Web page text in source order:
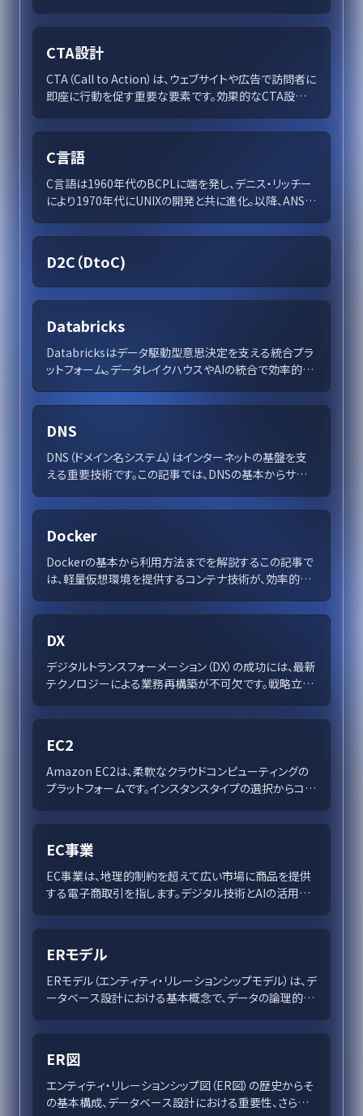
優れた体験をもたらします。
CTA設計
CTA（Call to Action）は、ウェブサイトや広告で訪問者に
即座に行動を促す重要な要素です。効果的なCTA設計と
げましょう。この記事では、基本的な設計のポイントや最
ールとして最大限に活用する方法を紹介します。データ
を基にしたテストと最適化で成果を追求し、競争優位を
築きましょう。
C言語
C言語は1960年代のBCPLに端を発し、デニス・リッチー
により1970年代にUNIXの開発と共に進化。以降、ANSI
らゲーム開発まで多岐にわたる分野で活躍を続ける。今
なお学ぶ価値あるその特性を徹底解説。
D2C（DtoC)
Databricks
Databricksはデータ駆動型意思決定を支える統合プラ
ットフォーム。データレイクハウスやAIの統合で効率的な
の市場競争力強化を促進します。
DNS
DNS（ドメイン名システム）はインターネットの基盤を支
える重要技術です。この記事では、DNSの基本からサー
定のベストプラクティスまでの詳細を紹介し、ネットワー
Docker
Dockerの基本から利用方法までを解説するこの記事で
は、軽量仮想環境を提供するコンテナ技術が、効率的か
での成功事例を探ります。Dockerの利点や未来展望を
をします。
DX
デジタルトランスフォーメーション（DX）の成功には、最新
テクノロジーによる業務再構築が不可欠です。戦略立
築が重要。その一環として、AIやデータ活用が企業の競
変化する市場での競争優位を目指しましょう。
EC2
Amazon EC2は、柔軟なクラウドコンピューティングの
プラットフォームです。インスタンスタイプの選択からコス
ビリティと効率を解説します。EC2での最適なリソース活
用法を知るために、詳細なガイドをご覧ください。
EC事業
EC事業は、地理的制約を超えて広い市場に商品を提供
する電子商取引を指します。デジタル技術とAIの活用が、
し、持続可能なビジネスの構築に貢献しています。
ERモデル
ERモデル（エンティティ・リレーションシップモデル）は、デ
ータベース設計における基本概念で、データの論理的構
1976年にピーター・チェンが提案し、現在も様々な分野
ット、及びその応用事例について詳述し、データベース設
計における重要性を解説します。
ER図
エンティティ・リレーションシップ図（ER図）の歴史からそ
の基本構成、データベース設計における重要性、さらに